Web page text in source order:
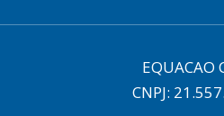
EQUACAO
CNPJ: